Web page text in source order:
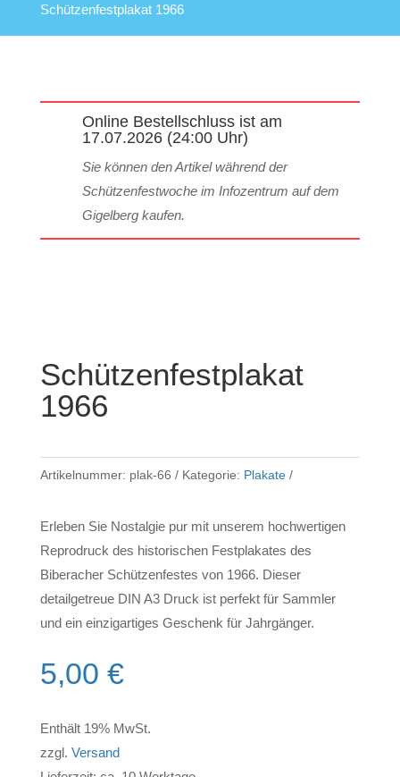
Schützenfestplakat 1966
Online Bestellschluss ist am
17.07.2026 (24:00 Uhr)
Sie können den Artikel während der
Schützenfestwoche im Infozentrum auf dem
Gigelberg kaufen.
Schützenfestplakat
1966
Artikelnummer: plak-66 Kategorie: Plakate
Erleben Sie Nostalgie pur mit unserem hochwertigen
Reprodruck des historischen Festplakates des
Biberacher Schützenfestes von 1966. Dieser
detailgetreue DIN A3 Druck ist perfekt für Sammler
und ein einzigartiges Geschenk für Jahrgänger.
5,00 €
Enthält 19% MwSt.
zzgl. Versand